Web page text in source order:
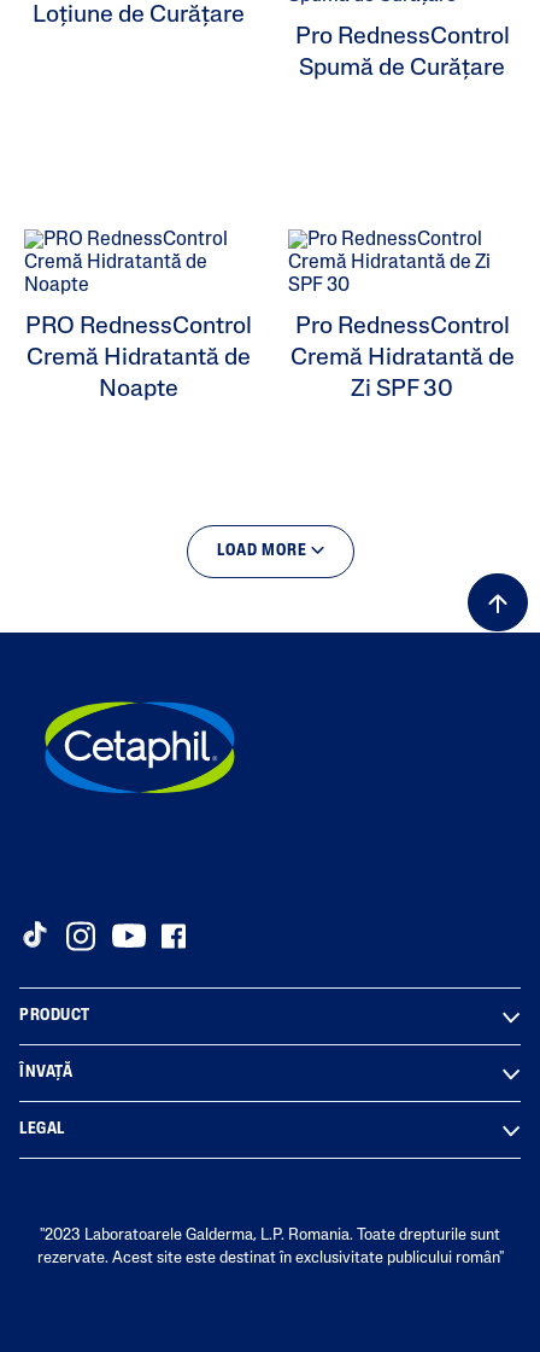
Loțiune de Curățare
Pro RednessControl
Spumă de Curățare
PRO RednessControl
Cremă Hidratantă de
Noapte
Pro RednessControl
Cremă Hidratantă de
Zi SPF 30
LOAD MORE
PRODUCT
ÎNVAȚĂ
LEGAL
"2023 Laboratoarele Galderma, L.P. Romania. Toate drepturile sunt
rezervate. Acest site este destinat în exclusivitate publicului român"